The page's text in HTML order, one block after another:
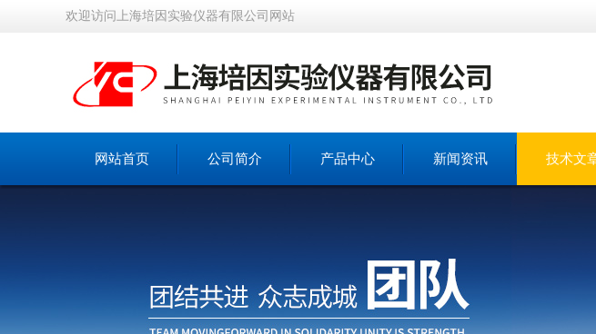
欢迎访问上海培因实验仪器有限公司网站
网站首页 公司简介 产品中心 新闻资讯 技术文